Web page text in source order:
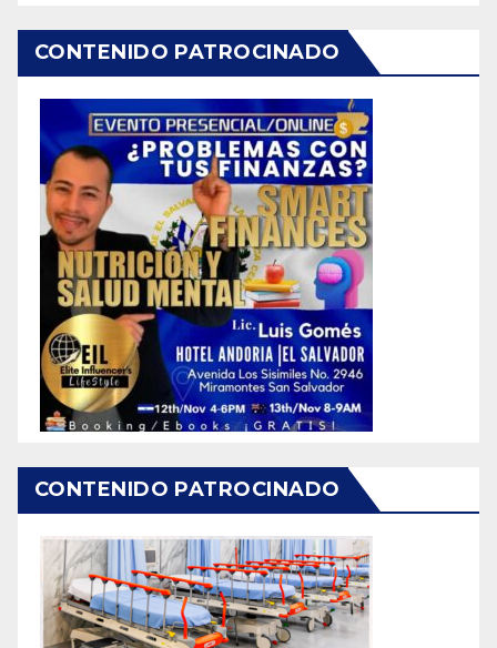
CONTENIDO PATROCINADO
CONTENIDO PATROCINADO